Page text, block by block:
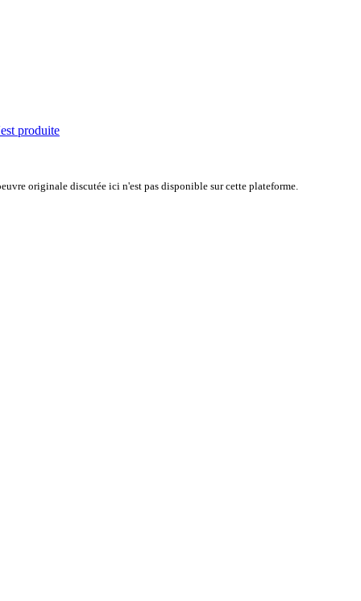
produite
originale discutée ici n'est pas disponible sur cette plateforme.